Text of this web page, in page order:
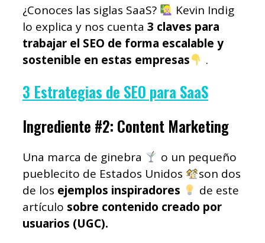
¿Conoces las siglas SaaS?
Kevin Indig
lo explica y nos cuenta 3 claves para
trabajar el SEO de forma escalable y
sostenible en estas empresas
.
3 Estrategias de SEO para SaaS
Ingrediente #2: Content Marketing
Una marca de ginebra
o un pequeño
pueblecito de Estados Unidos
son dos
de los ejemplos inspiradores
de este
artículo sobre contenido creado por
usuarios (UGC).